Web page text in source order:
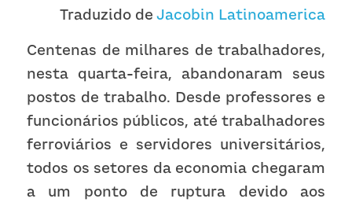
Pega a visão
Busca
Receba atualizações
Traduzido de Jacobin Latinoamerica
Centenas de milhares de trabalhadores,
nesta quarta-feira, abandonaram seus
postos de trabalho. Desde professores e
funcionários públicos, até trabalhadores
ferroviários e servidores universitários,
todos os setores da economia chegaram
a um ponto de ruptura devido aos